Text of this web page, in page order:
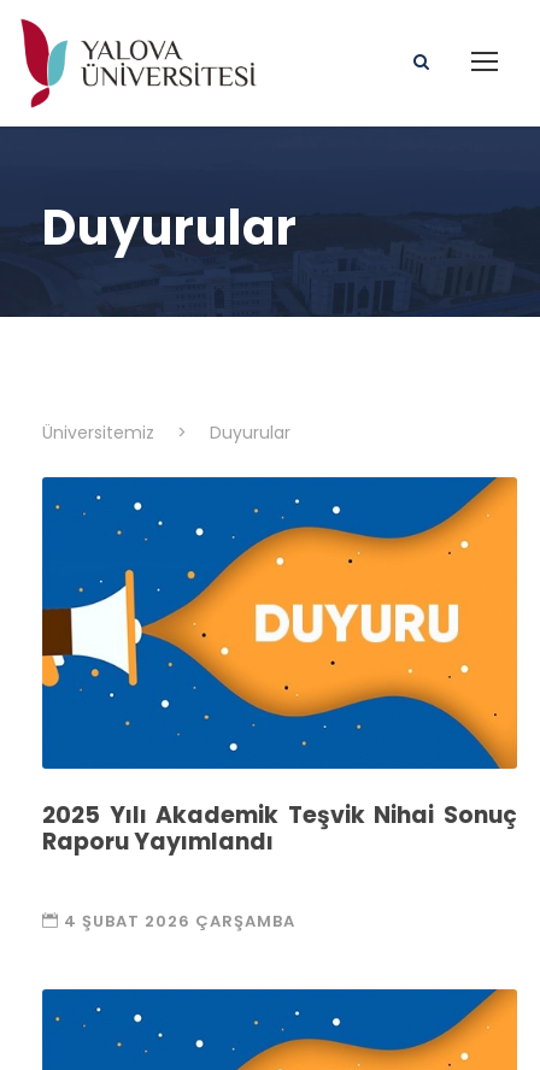
Duyurular
Üniversitemiz > Duyurular
2025 Yılı Akademik Teşvik Nihai Sonuç
Raporu Yayımlandı
4 ŞUBAT 2026 ÇARŞAMBA